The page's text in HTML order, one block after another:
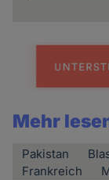
Mehr
Pakistan
Frankreich